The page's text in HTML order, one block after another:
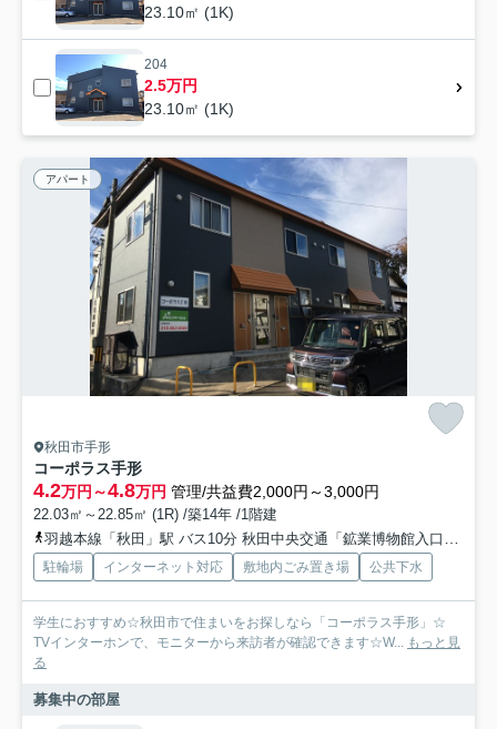
23.10㎡ (1K)
204
2.5万円
23.10㎡ (1K)
アパート
秋田市手形
コーポラス手形
4.2万円～4.8万円 管理/共益費2,000円～3,000円
22.03㎡～22.85㎡ (1R) /築14年 /1階建
羽越本線「秋田」駅 バス10分 秋田中央交通「鉱業博物館入口」 停歩3分
駐輪場 インターネット対応 敷地内ごみ置き場 公共下水
学生におすすめ☆秋田市で住まいをお探しなら「コーポラス手形」☆
TVインターホンで、モニターから来訪者が確認できます☆W... もっと見
る
募集中の部屋